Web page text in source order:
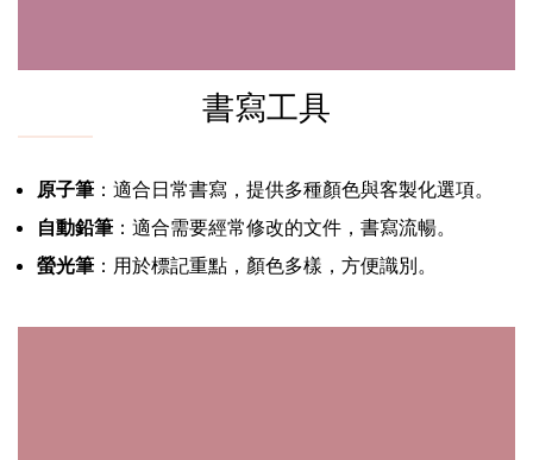
書寫工具
原子筆 ：適合日常書寫，提供多種顏色與客製化選項。
自動鉛筆 ：適合需要經常修改的文件，書寫流暢。
螢光筆 ：用於標記重點，顏色多樣，方便識別。